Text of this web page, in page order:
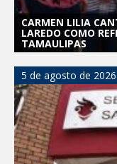
CARMEN LILIA
LAREDO COMO
TAMAULIPAS
5 de agosto de 2026